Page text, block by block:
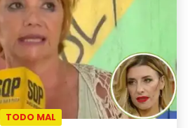
TODO MAL